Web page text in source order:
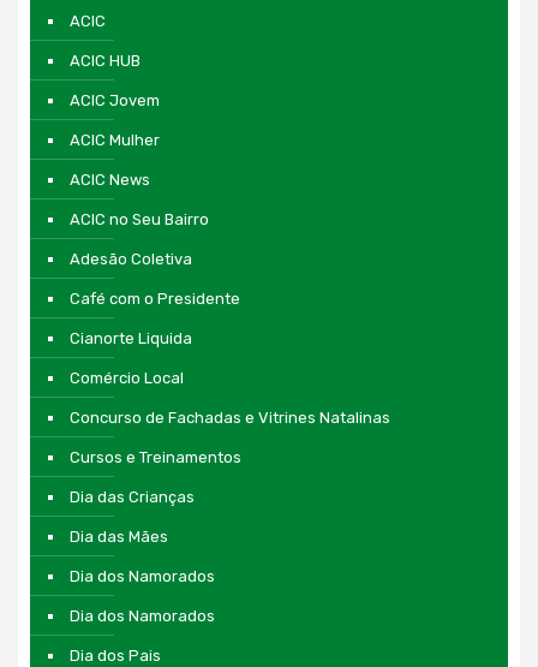
ACIC
ACIC HUB
ACIC Jovem
ACIC Mulher
ACIC News
ACIC no Seu Bairro
Adesão Coletiva
Café com o Presidente
Cianorte Liquida
Comércio Local
Concurso de Fachadas e Vitrines Natalinas
Cursos e Treinamentos
Dia das Crianças
Dia das Mães
Dia dos Namorados
Dia dos Namorados
Dia dos Pais